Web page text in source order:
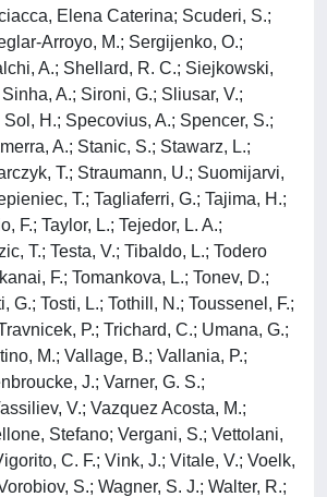
Elena Caterina; Scuderi, S.;
Arroyo, M.; Sergijenko, O.;
A.; Shellard, R. C.; Siejkowski,
A.; Sironi, G.; Sliusar, V.;
H.; Specovius, A.; Spencer, S.;
A.; Stanic, S.; Stawarz, L.;
T.; Straumann, U.; Suomijarvi,
T.; Tagliaferri, G.; Tajima, H.;
F.; Taylor, L.; Tejedor, L. A.;
T.; Testa, V.; Tibaldo, L.; Todero
F.; Tomankova, L.; Tonev, D.;
G.; Tosti, L.; Tothill, N.; Toussenel, F.;
P.; Trichard, C.; Umana, G.;
M.; Vallage, B.; Vallania, P.;
J.; Varner, G. S.;
V.; Vazquez Acosta, M.;
Stefano; Vergani, S.; Vettolani,
C. F.; Vink, J.; Vitale, V.; Voelk,
S.; Wagner, S. J.; Walter, R.;